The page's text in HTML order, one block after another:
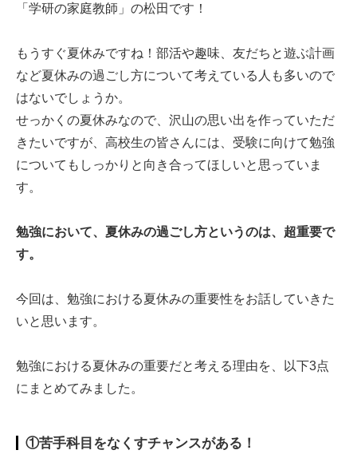
「学研の家庭教師」の松田です！
もうすぐ夏休みですね！部活や趣味、友だちと遊ぶ計画
など夏休みの過ごし方について考えている人も多いので
はないでしょうか。
せっかくの夏休みなので、沢山の思い出を作っていただ
きたいですが、高校生の皆さんには、受験に向けて勉強
についてもしっかりと向き合ってほしいと思っていま
す。
勉強において、夏休みの過ごし方というのは、超重要で
す。
今回は、勉強における夏休みの重要性をお話していきた
いと思います。
勉強における夏休みの重要だと考える理由を、以下3点
にまとめてみました。
①苦手科目をなくすチャンスがある！